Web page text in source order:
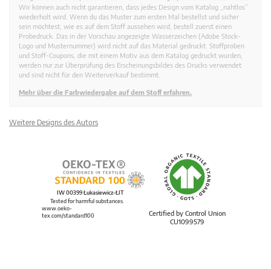
Wir können auch nicht garantieren, dass jedes Design vom Katalog „nahtlos”
wiederholt wird. Wenn du das Muster zum ersten Mal bestellst und sicher
sein möchtest, wie es auf dem Stoff aussehen wird, bestell zuerst einen
Probedruck. Das in der Vorschau angezeigte Wasserzeichen (Adobe Stock-
Logo und Musternummer) wird nicht auf das Material gedruckt. Stoffproben
und Stoff-Coupons, die mit einem Motiv aus dem Katalog gedruckt wurden,
werden nur zur Überprüfung des Erscheinungsbildes des Drucks verwendet
und sind nicht für den Weiterverkauf bestimmt.
Mehr über die Farbwiedergabe auf dem Stoff erfahren.
Weitere Designs des Autors
Certified by Control Union
CU1099579
IW 00399 Łukasiewicz-ŁIT
Tested for harmful substances.
www.oeko-
tex.com/standard100